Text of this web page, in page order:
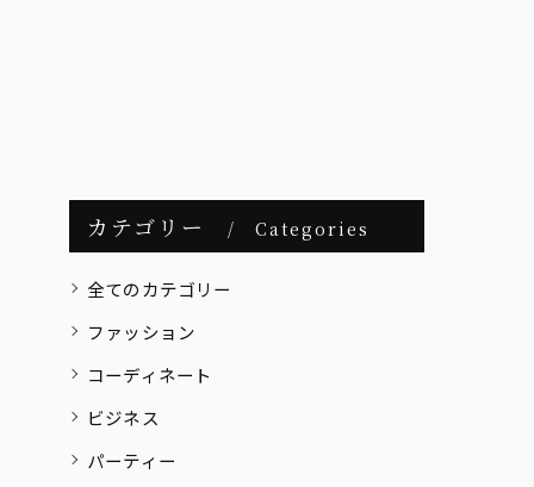
カテゴリー Categories
全てのカテゴリー
ファッション
コーディネート
ビジネス
パーティー